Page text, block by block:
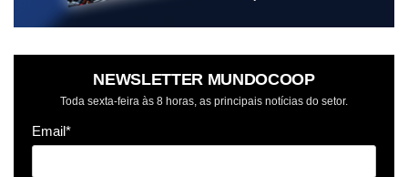
NEWSLETTER MUNDOCOOP
Toda sexta-feira às 8 horas, as principais notícias do setor.
Email*